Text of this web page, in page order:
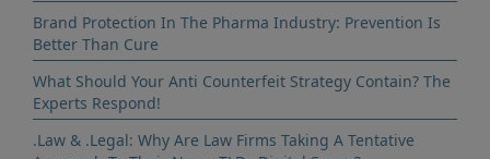
Brand Protection In The Pharma Industry: Prevention Is
Better Than Cure
What Should Your Anti Counterfeit Strategy Contain? The
Experts Respond!
.Law & .Legal: Why Are Law Firms Taking A Tentative